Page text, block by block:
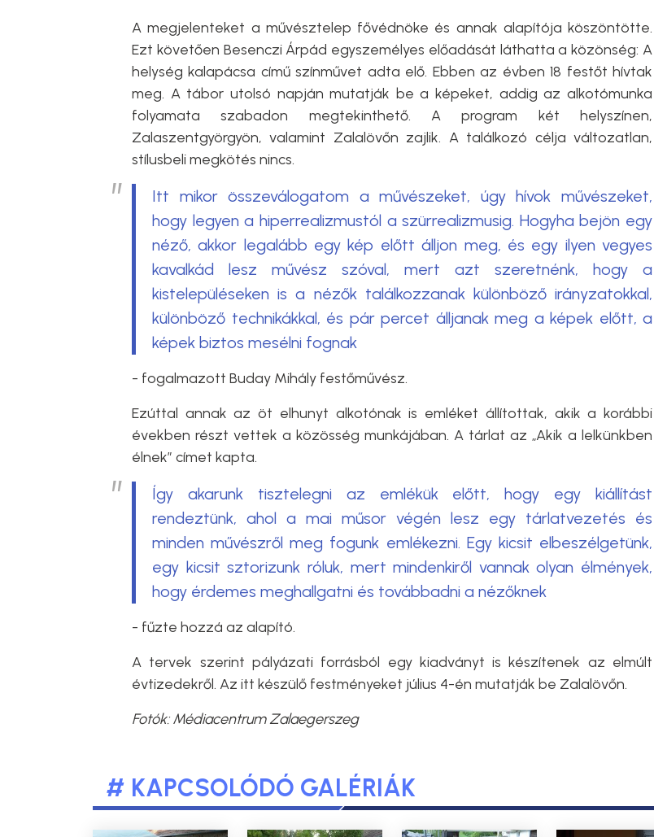
A megjelenteket a művésztelep fővédnöke és annak alapítója köszöntötte.
Ezt követően Besenczi Árpád egyszemélyes előadását láthatta a közönség: A
helység kalapácsa című színművet adta elő. Ebben az évben 18 festőt hívtak
meg. A tábor utolsó napján mutatják be a képeket, addig az alkotómunka
folyamata szabadon megtekinthető. A program két helyszínen,
Zalaszentgyörgyön, valamint Zalalövőn zajlik. A találkozó célja változatlan,
stílusbeli megkötés nincs.
Itt mikor összeválogatom a művészeket, úgy hívok művészeket,
hogy legyen a hiperrealizmustól a szürrealizmusig. Hogyha bejön egy
néző, akkor legalább egy kép előtt álljon meg, és egy ilyen vegyes
kavalkád lesz művész szóval, mert azt szeretnénk, hogy a
kistelepüléseken is a nézők találkozzanak különböző irányzatokkal,
különböző technikákkal, és pár percet álljanak meg a képek előtt, a
képek biztos mesélni fognak
- fogalmazott Buday Mihály festőművész.
Ezúttal annak az öt elhunyt alkotónak is emléket állítottak, akik a korábbi
években részt vettek a közösség munkájában. A tárlat az „Akik a lelkünkben
élnek” címet kapta.
Így akarunk tisztelegni az emlékük előtt, hogy egy kiállítást
rendeztünk, ahol a mai műsor végén lesz egy tárlatvezetés és
minden művészről meg fogunk emlékezni. Egy kicsit elbeszélgetünk,
egy kicsit sztorizunk róluk, mert mindenkiről vannak olyan élmények,
hogy érdemes meghallgatni és továbbadni a nézőknek
- fűzte hozzá az alapító.
A tervek szerint pályázati forrásból egy kiadványt is készítenek az elmúlt
évtizedekről. Az itt készülő festményeket július 4-én mutatják be Zalalövőn.
Fotók: Médiacentrum Zalaegerszeg
# KAPCSOLÓDÓ GALÉRIÁK